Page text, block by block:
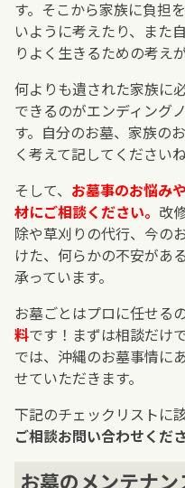
す。そこから家族に負担
いように考えたり、また
りよく生きるための考え
何よりも遺された家族に
できるのがエンディング
す。自分のお墓、家族の
く考えて記してくださいね
そして、 お墓事のお悩み
材にご相談ください。 改
除や草刈りの代行、今の
けた、何らかの不安があ
承っています。
お墓ごとはプロに任せる
料です！まずは相談だけ
では、沖縄のお墓事情に
せていただきます。
下記のチェックリストに
ご相談お問い合わせくださ
お墓のメンテナ